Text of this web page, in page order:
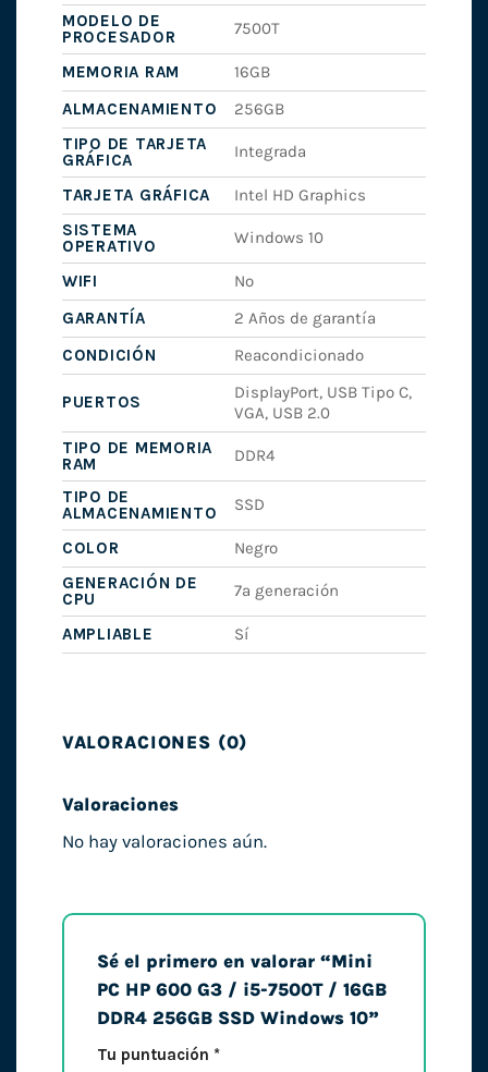
MODELO DE
PROCESADOR
7500T
MEMORIA RAM
16GB
ALMACENAMIENTO
256GB
TIPO DE TARJETA
GRÁFICA
Integrada
TARJETA GRÁFICA
Intel HD Graphics
SISTEMA
OPERATIVO
Windows 10
WIFI
No
GARANTÍA
2 Años de garantía
CONDICIÓN
Reacondicionado
PUERTOS
DisplayPort, USB Tipo C,
VGA, USB 2.0
TIPO DE MEMORIA
RAM
DDR4
TIPO DE
ALMACENAMIENTO
SSD
COLOR
Negro
GENERACIÓN DE
CPU
7ª generación
AMPLIABLE Sí
VALORACIONES (0)
Valoraciones
No hay valoraciones aún.
Sé el primero en valorar “Mini
PC HP 600 G3 / i5-7500T / 16GB
DDR4 256GB SSD Windows 10”
Tu puntuación *